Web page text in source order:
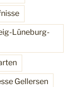
Lüneburg-
Gellersen